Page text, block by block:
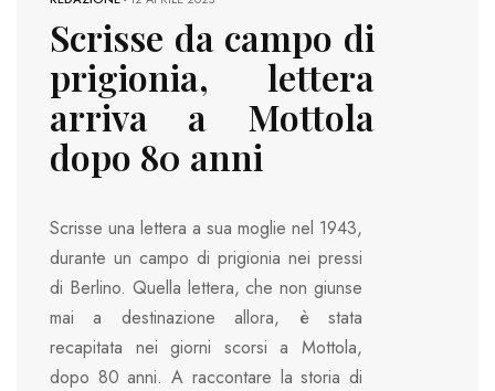
Scrisse da campo di
prigionia, lettera
arriva a Mottola
dopo 80 anni
Scrisse una lettera a sua moglie nel 1943,
durante un campo di prigionia nei pressi
di Berlino. Quella lettera, che non giunse
mai a destinazione allora, è stata
recapitata nei giorni scorsi a Mottola,
dopo 80 anni. A raccontare la storia di